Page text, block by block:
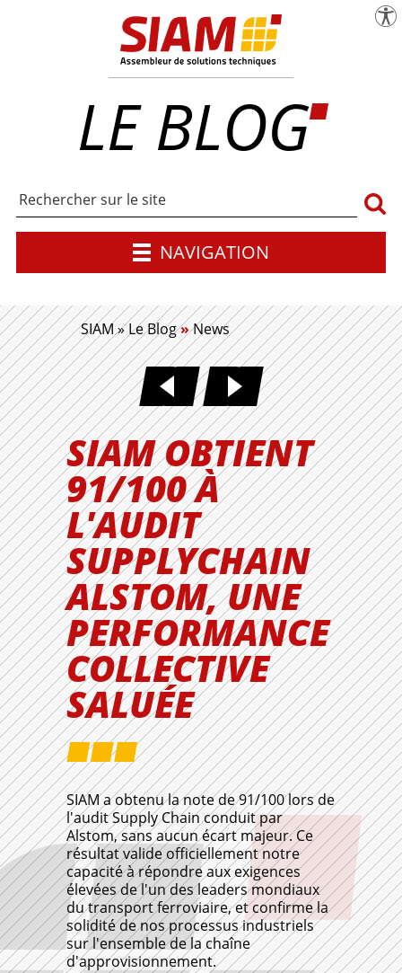
SIAM | Expert en maîtrise d'œuvre
LE BLOG
NAVIGATION
SIAM»Le Blog»News
ACCOMPAGNEMENT
SIAM OBTIENT
91/100 À
L'AUDIT
SUPPLYCHAIN
ALSTOM, UNE
PERFORMANCE
COLLECTIVE
SALUÉE
SIAM a obtenu la note de 91/100 lors de
l'audit Supply Chain conduit par
Alstom, sans aucun écart majeur. Ce
résultat valide officiellement notre
capacité à répondre aux exigences
élevées de l'un des leaders mondiaux
du transport ferroviaire, et confirme la
solidité de nos processus industriels
sur l'ensemble de la chaîne
d'approvisionnement.